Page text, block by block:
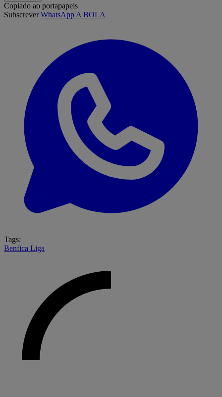
Copiado ao portapapeis
SubscreverWhatsApp A BOLA
Tags:
Benfica Liga